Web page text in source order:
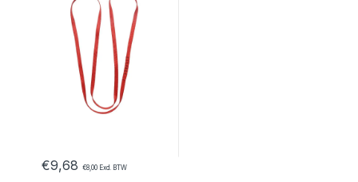
€9,68 €8,00Excl. BTW